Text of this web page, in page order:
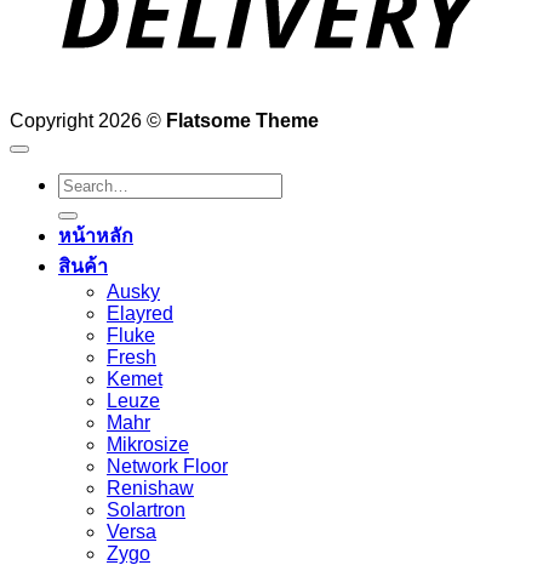
Copyright 2026 © Flatsome Theme
Search
for:
หน้าหลัก
สินค้า
Ausky
Elayred
Fluke
Fresh
Kemet
Leuze
Mahr
Mikrosize
Network Floor
Renishaw
Solartron
Versa
Zygo